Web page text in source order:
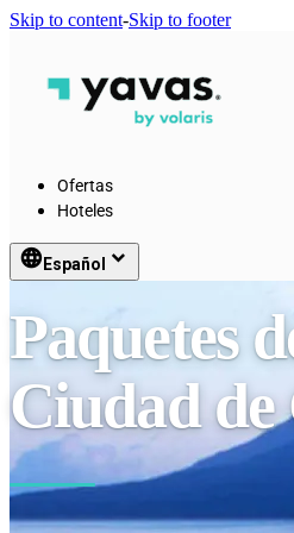
Skip to content-Skip to footer
Ofertas
Hoteles
languageEspañol keyboard_arrow_down
Paquetes
Ciudad de